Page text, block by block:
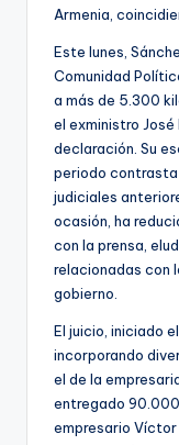
Armenia,
Este lunes,
Comunidad
a más de 5.300
el exministro
declaración. Su
periodo contrasta
judiciales
ocasión, ha
con la prensa,
relacionadas con
gobierno.
El juicio, iniciado
incorporando
el de la
entregado
empresario Víctor